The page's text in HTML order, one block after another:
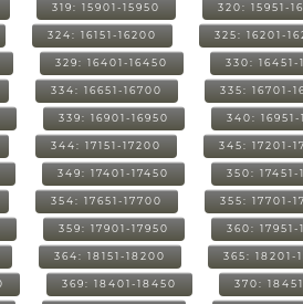
319: 15901-15950 320: 15951-
324: 16151-16200 325: 16201-
329: 16401-16450 330: 16451-
334: 16651-16700 335: 16701-
339: 16901-16950 340: 16951-
344: 17151-17200 345: 17201-
349: 17401-17450 350: 17451-
354: 17651-17700 355: 17701-
359: 17901-17950 360: 17951-
364: 18151-18200 365: 18201-
369: 18401-18450 370: